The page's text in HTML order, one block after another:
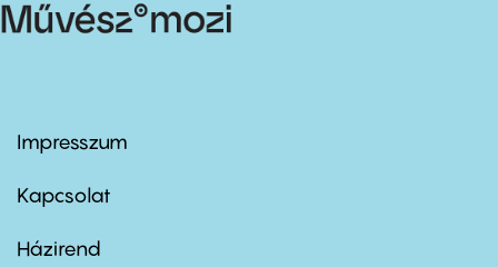
Footer
first
Impresszum
Kapcsolat
Footer
Házirend